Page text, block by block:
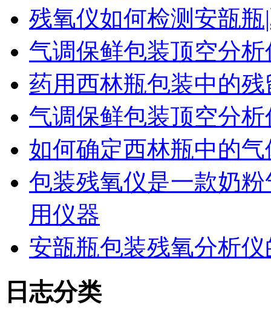
残氧仪如何检测安瓿
气调保鲜包装顶空分
药用西林瓶包装中的
气调保鲜包装顶空分
如何确定西林瓶中的
包装残氧仪是一款奶
用仪器
安瓿瓶包装残氧分析
日志分类